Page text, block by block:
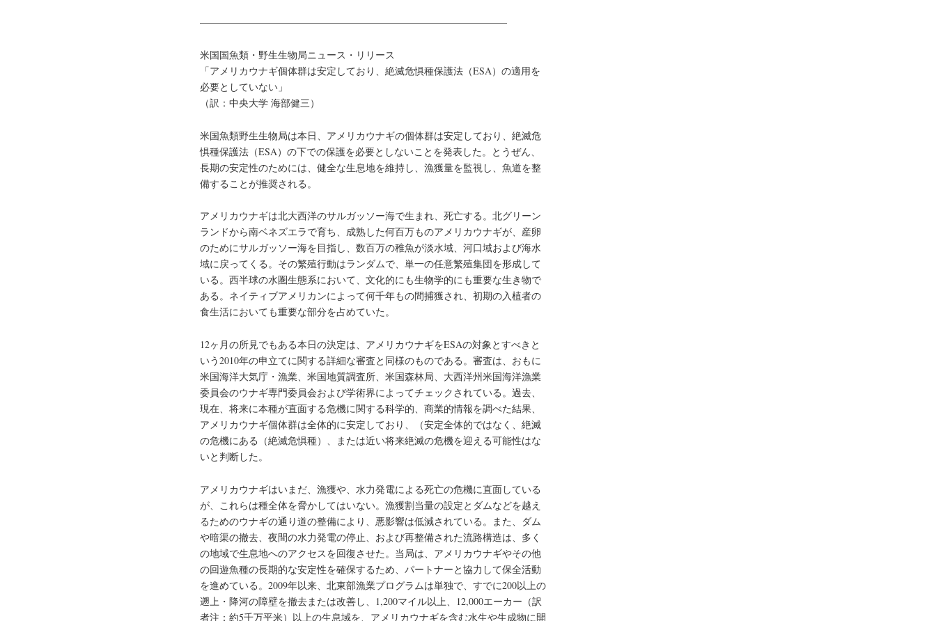
———————————————————————————————–
米国国魚類・野生生物局ニュース・リリース
「アメリカウナギ個体群は安定しており、絶滅危惧種保護法（ESA）の適用を
必要としていない」
（訳：中央大学 海部健三）
米国魚類野生生物局は本日、アメリカウナギの個体群は安定しており、絶滅危
惧種保護法（ESA）の下での保護を必要としないことを発表した。とうぜん、
長期の安定性のためには、健全な生息地を維持し、漁獲量を監視し、魚道を整
備することが推奨される。
アメリカウナギは北大西洋のサルガッソー海で生まれ、死亡する。北グリーン
ランドから南ベネズエラで育ち、成熟した何百万ものアメリカウナギが、産卵
のためにサルガッソー海を目指し、数百万の稚魚が淡水域、河口域および海水
域に戻ってくる。その繁殖行動はランダムで、単一の任意繁殖集団を形成して
いる。西半球の水圏生態系において、文化的にも生物学的にも重要な生き物で
ある。ネイティブアメリカンによって何千年もの間捕獲され、初期の入植者の
食生活においても重要な部分を占めていた。
12ヶ月の所見でもある本日の決定は、アメリカウナギをESAの対象とすべきと
いう2010年の申立てに関する詳細な審査と同様のものである。審査は、おもに
米国海洋大気庁・漁業、米国地質調査所、米国森林局、大西洋州米国海洋漁業
委員会のウナギ専門委員会および学術界によってチェックされている。過去、
現在、将来に本種が直面する危機に関する科学的、商業的情報を調べた結果、
アメリカウナギ個体群は全体的に安定しており、（安定全体的ではなく、絶滅
の危機にある（絶滅危惧種）、または近い将来絶滅の危機を迎える可能性はな
いと判断した。
アメリカウナギはいまだ、漁獲や、水力発電による死亡の危機に直面している
が、これらは種全体を脅かしてはいない。漁獲割当量の設定とダムなどを越え
るためのウナギの通り道の整備により、悪影響は低減されている。また、ダム
や暗渠の撤去、夜間の水力発電の停止、および再整備された流路構造は、多く
の地域で生息地へのアクセスを回復させた。当局は、アメリカウナギやその他
の回遊魚種の長期的な安定性を確保するため、パートナーと協力して保全活動
を進めている。2009年以来、北東部漁業プログラムは単独で、すでに200以上の
遡上・降河の障壁を撤去または改善し、1,200マイル以上、12,000エーカー（訳
者注：約5千万平米）以上の生息域を、アメリカウナギを含む水生や生成物に開